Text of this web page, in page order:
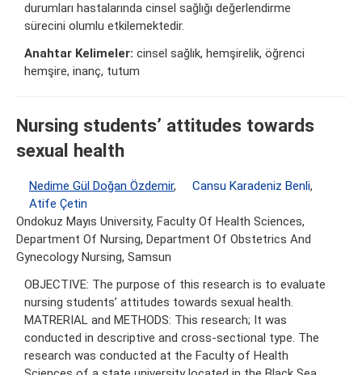
durumları hastalarında cinsel sağlığı değerlendirme
sürecini olumlu etkilemektedir.
Anahtar Kelimeler: cinsel sağlık, hemşirelik, öğrenci
hemşire, inanç, tutum
Nursing students’ attitudes towards
sexual health
Nedime Gül Doğan Özdemir, Cansu Karadeniz Benli,
Atife Çetin
Ondokuz Mayıs University, Faculty Of Health Sciences,
Department Of Nursing, Department Of Obstetrics And
Gynecology Nursing, Samsun
OBJECTIVE: The purpose of this research is to evaluate
nursing students’ attitudes towards sexual health.
MATRERIAL and METHODS: This research; It was
conducted in descriptive and cross-sectional type. The
research was conducted at the Faculty of Health